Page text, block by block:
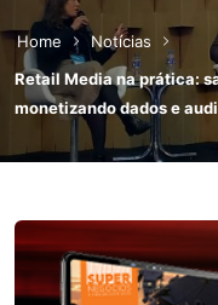
Home
Notícias
Retail Media na prática:
monetizando dados e